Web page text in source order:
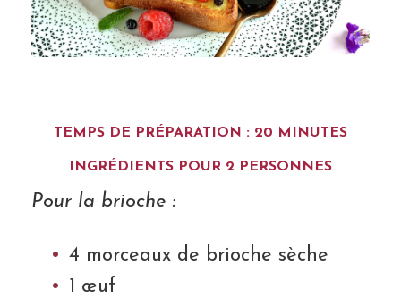
TEMPS DE PRÉPARATION : 20 MINUTES
INGRÉDIENTS POUR 2 PERSONNES
Pour la brioche :
4 morceaux de brioche sèche
1 œuf